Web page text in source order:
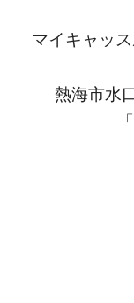
マイキャッ
熱海市水